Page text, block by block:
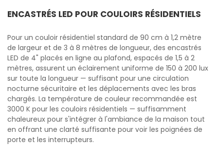
ENCASTRÉS LED POUR COULOIRS RÉSIDENTIELS
Pour un couloir résidentiel standard de 90 cm à 1,2 mètre
de largeur et de 3 à 8 mètres de longueur, des encastrés
LED de 4" placés en ligne au plafond, espacés de 1,5 à 2
mètres, assurent un éclairement uniforme de 150 à 200 lux
sur toute la longueur — suffisant pour une circulation
nocturne sécuritaire et les déplacements avec les bras
chargés. La température de couleur recommandée est
3000 K pour les couloirs résidentiels — suffisamment
chaleureux pour s'intégrer à l'ambiance de la maison tout
en offrant une clarté suffisante pour voir les poignées de
porte et les interrupteurs.